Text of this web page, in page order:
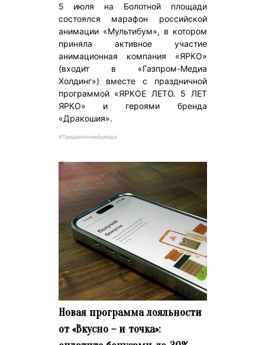
5 июля на Болотной площади
состоялся марафон российской
анимации «Мультибум», в котором
приняла активное участие
анимационная компания «ЯРКО»
(входит в «Газпром-Медиа
Холдинг») вместе с праздничной
программой «ЯРКОЕ ЛЕТО. 5 ЛЕТ
ЯРКО» и героями бренда
«Дракошия».
#ПродвижениеБренда
Новая программа лояльности
от «Вкусно – и точка»: